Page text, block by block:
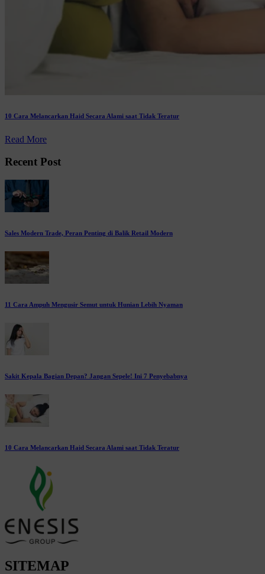
10 Cara Melancarkan Haid Secara Alami saat Tidak Teratur
Read More
Recent Post
Sales Modern Trade, Peran Penting di Balik Retail Modern
11 Cara Ampuh Mengusir Semut untuk Hunian Lebih Nyaman
Sakit Kepala Bagian Depan? Jangan Sepele! Ini 7 Penyebabnya
10 Cara Melancarkan Haid Secara Alami saat Tidak Teratur
SITEMAP